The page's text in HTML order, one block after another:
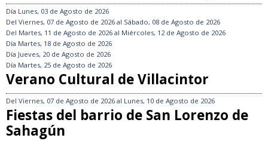
Día Lunes, 03 de Agosto de 2026
Del Viernes, 07 de Agosto de 2026 al Sábado, 08 de Agosto de 2026
Del Martes, 11 de Agosto de 2026 al Miércoles, 12 de Agosto de 2026
Día Martes, 18 de Agosto de 2026
Día Jueves, 20 de Agosto de 2026
Día Martes, 25 de Agosto de 2026
Verano Cultural de Villacintor
Del Viernes, 07 de Agosto de 2026 al Lunes, 10 de Agosto de 2026
Fiestas del barrio de San Lorenzo de
Sahagún